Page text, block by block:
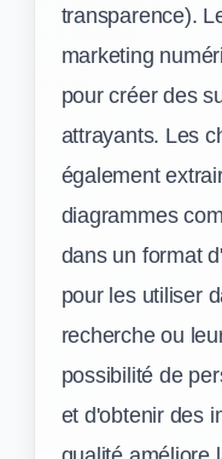
transparence).
marketing
pour créer des
attrayants. Les
également
diagrammes
dans un format
pour les utiliser
recherche ou
possibilité de
et d'obtenir des